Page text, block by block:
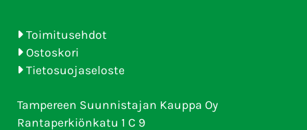
Toimitusehdot
Ostoskori
Tietosuojaseloste
Tampereen Suunnistajan Kauppa Oy
Rantaperkiönkatu 1 C 9